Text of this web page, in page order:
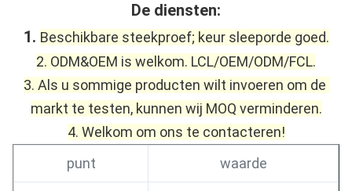
De diensten:
1. Beschikbare steekproef; keur sleeporde goed.
2. ODM&OEM is welkom. LCL/OEM/ODM/FCL.
3. Als u sommige producten wilt invoeren om de
markt te testen, kunnen wij MOQ verminderen.
4. Welkom om ons te contacteren!
punt
waarde